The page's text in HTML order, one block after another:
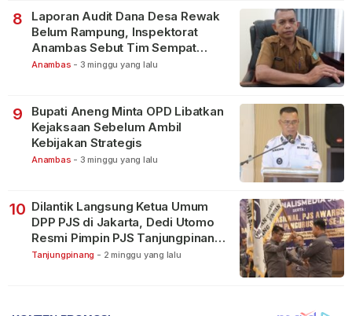
8
Laporan Audit Dana Desa Rewak
Belum Rampung, Inspektorat
Anambas Sebut Tim Sempat
Terbagi Tangani Kasus Lain
Anambas - 3 minggu yang lalu
9
Bupati Aneng Minta OPD Libatkan
Kejaksaan Sebelum Ambil
Kebijakan Strategis
Anambas - 3 minggu yang lalu
10 Dilantik Langsung Ketua Umum
DPP PJS di Jakarta, Dedi Utomo
Resmi Pimpin PJS Tanjungpinang-
Bintan
Tanjungpinang - 2 minggu yang lalu